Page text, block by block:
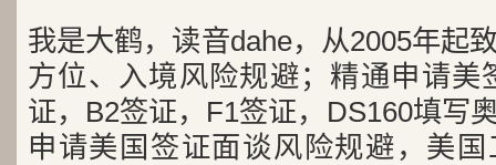
我是大鹤，读音dahe，从2005年起
方位、入境风险规避；精通申请美
证，B2签证，F1签证，DS160填写
申请美国签证面谈风险规避，美